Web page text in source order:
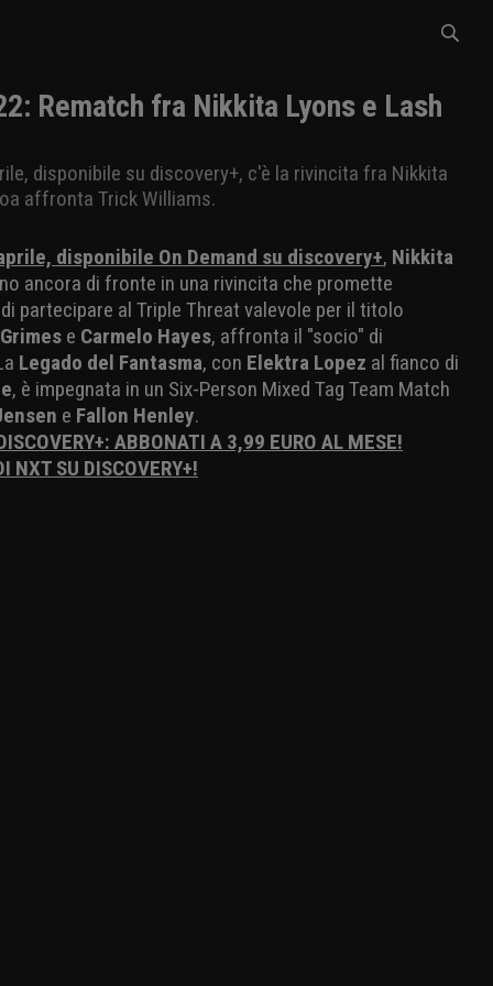
Rematch fra Nikkita Lyons e Lash
disponibile su discovery+, c'è la rivincita fra Nikkita
affronta Trick Williams.
disponibile On Demand su discovery+, Nikkita
ancora di fronte in una rivincita che promette
partecipare al Triple Threat valevole per il titolo
e Carmelo Hayes, affronta il "socio" di
Legado del Fantasma, con Elektra Lopez al fianco di
, è impegnata in un Six-Person Mixed Tag Team Match
e Fallon Henley.
ABBONATI A 3,99 EURO AL MESE!
NXT SU DISCOVERY+!